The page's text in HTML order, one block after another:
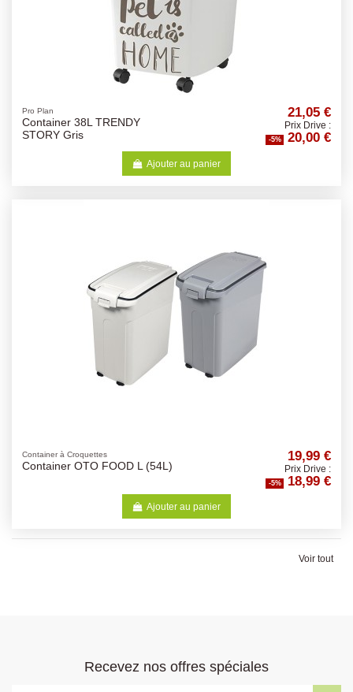
Pro Plan
Container 38L TRENDY
STORY Gris
21,05 €
Prix Drive :
-5% 20,00 €
Ajouter au panier
Container à Croquettes
Container OTO FOOD L (54L)
19,99 €
Prix Drive :
-5% 18,99 €
Ajouter au panier
Voir tout
Recevez nos offres spéciales